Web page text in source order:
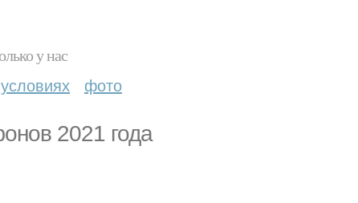
у нас
фото
2021 года